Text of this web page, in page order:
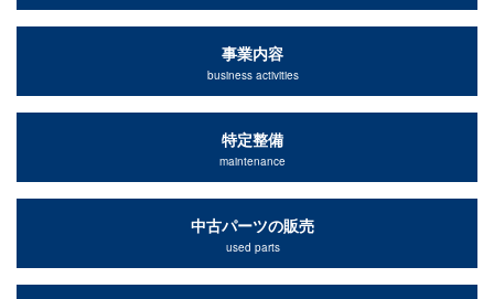
事業内容
business activities
特定整備
maintenance
中古パーツの販売
used parts